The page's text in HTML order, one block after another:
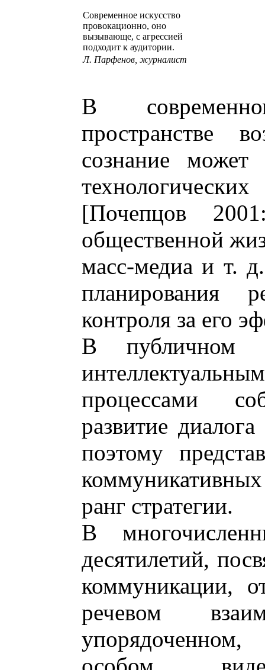
Современное искусство
провокационно, оно
вызывающе, с агрессией
подходит к аудитории.
Л. Парфенов, журналист
В
пространстве
сознание
[Почепцов
общественной
масс-медиа и т.
планирования
контроля за его
В публичном
процессами
развитие
поэтому
ранг стратегии.
В
десятилетий,
коммуникации,
речевом